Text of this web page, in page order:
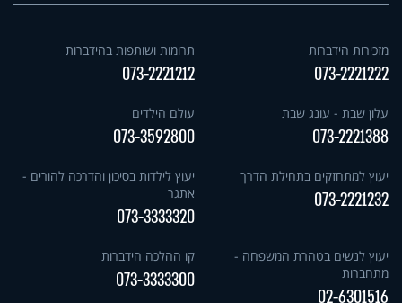
מזכירות הידברות
073-2221222
תרומות ושותפות בהידברות
073-2221212
עלון שבת - עונג שבת
073-2221388
עולם הילדים
073-3592800
יעוץ למתחזקים בתחילת הדרך
073-2221232
יעוץ לילדות בסיכון והדרכה להורים -
אתגר
073-3333320
יעוץ לנשים בטהרת המשפחה -
מתחברות
02-6301516
קו ההלכה הידברות
073-3333300